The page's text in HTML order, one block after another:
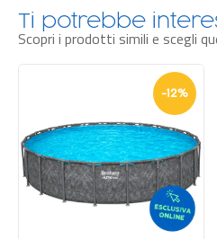
Ti potrebbe
Scopri i prodotti simili e scegli
-12%